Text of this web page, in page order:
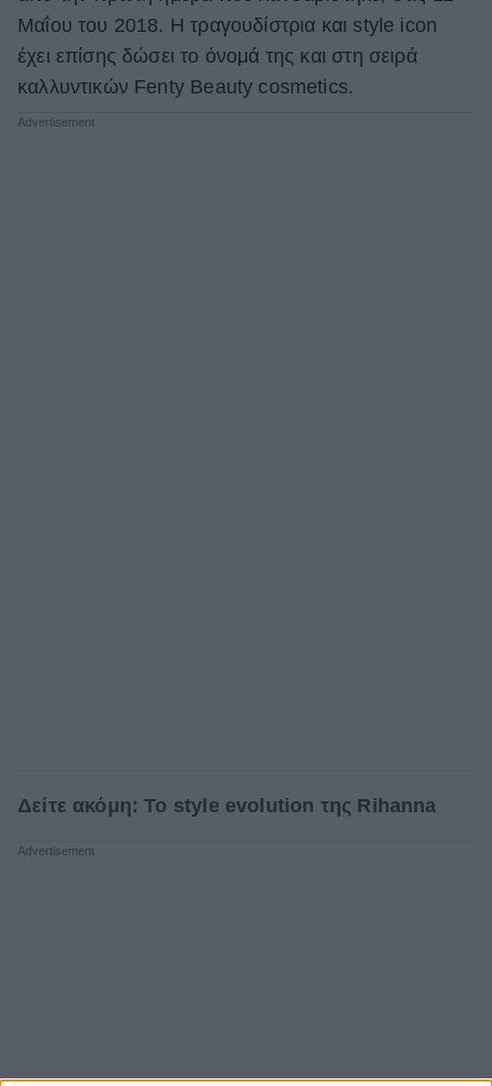
Μαΐου του 2018. Η τραγουδίστρια και style icon
έχει επίσης δώσει το όνομά της και στη σειρά
καλλυντικών Fenty Beauty cosmetics.
Δείτε ακόμη: Το style evolution της Rihanna